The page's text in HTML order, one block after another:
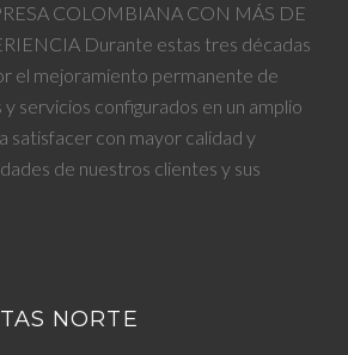
COLOMBIANA CON MÁS DE
Durante estas tres décadas
el mejoramiento permanente de
servicios configurados en un amplio
satisfacer con mayor calidad y
de nuestros clientes y sus
NORTE